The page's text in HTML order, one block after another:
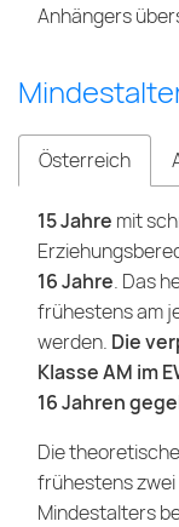
Anhängers
Österreich
15 Jahre mit
16 Jahre. Das
frühestens am
werden. Die
Klasse AM im
16 Jahren
Die
frühestens zwei
Mindestalters